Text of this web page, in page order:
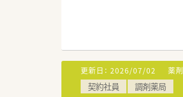
更新日： 2026/07/02 薬
契約社員 調剤薬局